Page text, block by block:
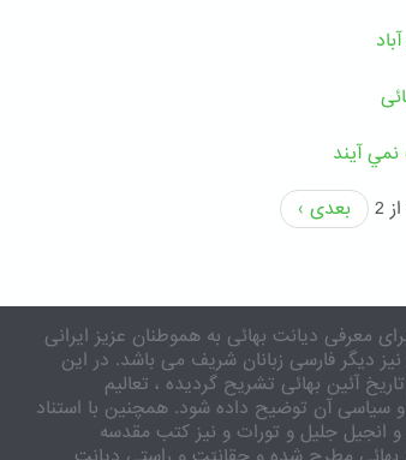
آيند
بعدی ›
معرفی دیانت بهائی به هموطنان عزیز ایرانی
دیگر فارسی زبانان شریف می باشد. در این
آئین بهائی تشریح گردیده ، تعالیم
سیاسی آن توضیح داده شود. همچنین با استناد
انجیل جلیل و تورات و نیز کتب مقدسه